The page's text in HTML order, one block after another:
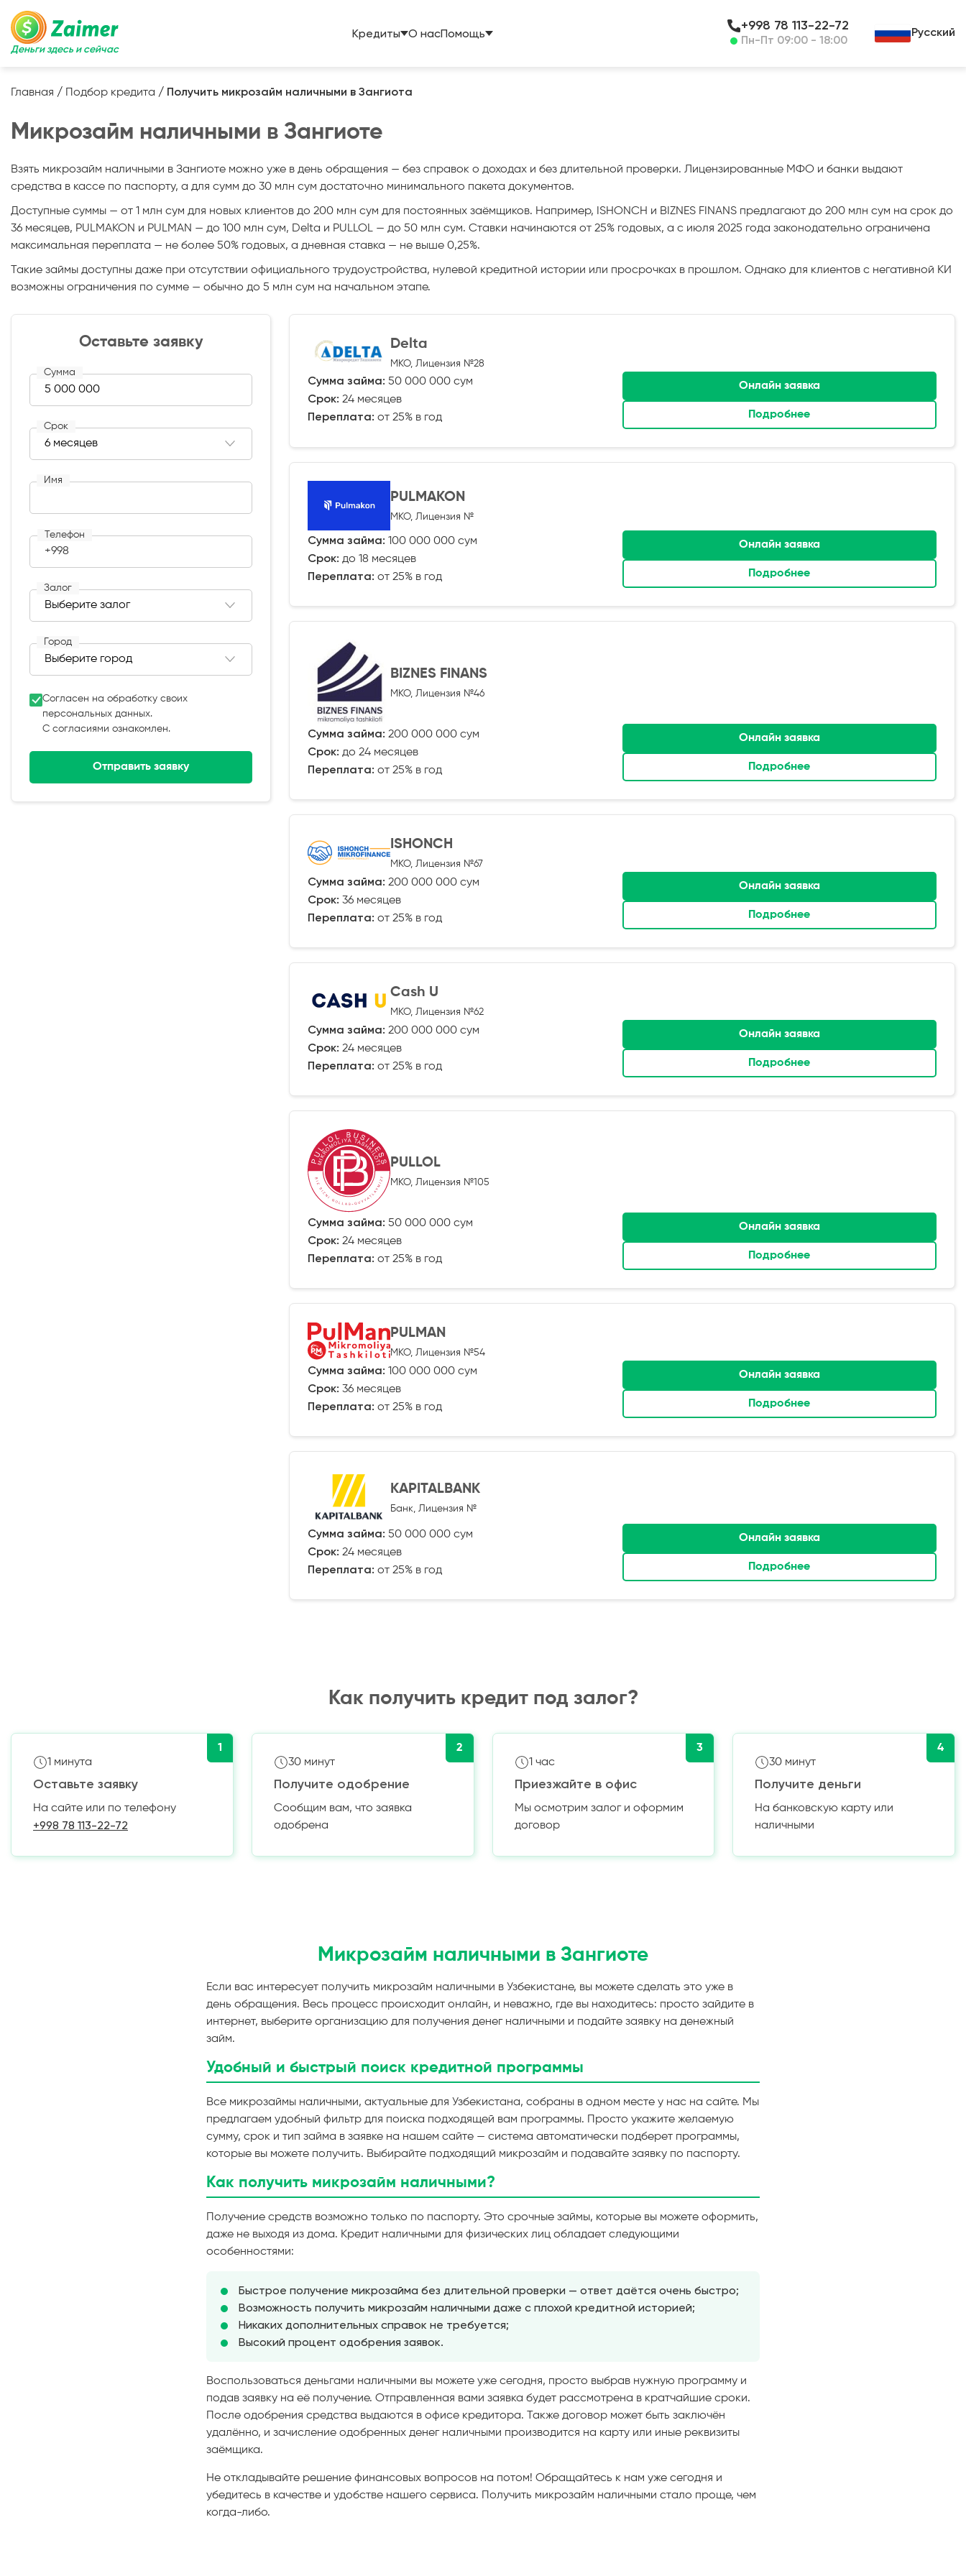
Деньги здесь и сейчас
Кредиты О насПомощь
+998 78 113-22-72
Пн-Пт 09:00 - 18:00
Русский
Главная / Подбор кредита / Получить микрозайм наличными в Зангиота
Микрозайм наличными в Зангиоте
Взять микрозайм наличными в Зангиоте можно уже в день обращения — без справок о доходах и без длительной проверки. Лицензированные МФО и банки выдают
средства в кассе по паспорту, а для сумм до 30 млн сум достаточно минимального пакета документов.
Доступные суммы — от 1 млн сум для новых клиентов до 200 млн сум для постоянных заёмщиков. Например, ISHONCH и BIZNES FINANS предлагают до 200 млн сум на срок до
36 месяцев, PULMAKON и PULMAN — до 100 млн сум, Delta и PULLOL — до 50 млн сум. Ставки начинаются от 25% годовых, а с июля 2025 года законодательно ограничена
максимальная переплата — не более 50% годовых, а дневная ставка — не выше 0,25%.
Такие займы доступны даже при отсутствии официального трудоустройства, нулевой кредитной истории или просрочках в прошлом. Однако для клиентов с негативной КИ
возможны ограничения по сумме — обычно до 5 млн сум на начальном этапе.
Оставьте заявку
Сумма
Срок
Имя
Телефон
+998
Залог
Город
Согласен на обработку своих
персональных данных.
С согласиями ознакомлен.
Отправить заявку
Delta
МКО, Лицензия №28
Сумма займа: 50 000 000 сум
Срок: 24 месяцев
Переплата: от 25% в год
Онлайн заявка
Подробнее
PULMAKON
МКО, Лицензия №
Сумма займа: 100 000 000 сум
Срок: до 18 месяцев
Переплата: от 25% в год
Онлайн заявка
Подробнее
BIZNES FINANS
МКО, Лицензия №46
Сумма займа: 200 000 000 сум
Срок: до 24 месяцев
Переплата: от 25% в год
Онлайн заявка
Подробнее
ISHONCH
МКО, Лицензия №67
Сумма займа: 200 000 000 сум
Срок: 36 месяцев
Переплата: от 25% в год
Онлайн заявка
Подробнее
Cash U
МКО, Лицензия №62
Сумма займа: 200 000 000 сум
Срок: 24 месяцев
Переплата: от 25% в год
Онлайн заявка
Подробнее
PULLOL
МКО, Лицензия №105
Сумма займа: 50 000 000 сум
Срок: 24 месяцев
Переплата: от 25% в год
Онлайн заявка
Подробнее
PULMAN
МКО, Лицензия №54
Сумма займа: 100 000 000 сум
Срок: 36 месяцев
Переплата: от 25% в год
Онлайн заявка
Подробнее
KAPITALBANK
Банк, Лицензия №
Сумма займа: 50 000 000 сум
Срок: 24 месяцев
Переплата: от 25% в год
Онлайн заявка
Подробнее
Как получить кредит под залог?
1
1 минута
Оставьте заявку
На сайте или по телефону
+998 78 113-22-72
2
30 минут
Получите одобрение
Сообщим вам, что заявка
одобрена
3
1 час
Приезжайте в офис
Мы осмотрим залог и оформим
договор
4
30 минут
Получите деньги
На банковскую карту или
наличными
Микрозайм наличными в Зангиоте
Если вас интересует получить микрозайм наличными в Узбекистане, вы можете сделать это уже в
день обращения. Весь процесс происходит онлайн, и неважно, где вы находитесь: просто зайдите в
интернет, выберите организацию для получения денег наличными и подайте заявку на денежный
займ.
Удобный и быстрый поиск кредитной программы
Все микрозаймы наличными, актуальные для Узбекистана, собраны в одном месте у нас на сайте. Мы
предлагаем удобный фильтр для поиска подходящей вам программы. Просто укажите желаемую
сумму, срок и тип займа в заявке на нашем сайте — система автоматически подберет программы,
которые вы можете получить. Выбирайте подходящий микрозайм и подавайте заявку по паспорту.
Как получить микрозайм наличными?
Получение средств возможно только по паспорту. Это срочные займы, которые вы можете оформить,
даже не выходя из дома. Кредит наличными для физических лиц обладает следующими
особенностями:
Быстрое получение микрозайма без длительной проверки — ответ даётся очень быстро;
Возможность получить микрозайм наличными даже с плохой кредитной историей;
Никаких дополнительных справок не требуется;
Высокий процент одобрения заявок.
Воспользоваться деньгами наличными вы можете уже сегодня, просто выбрав нужную программу и
подав заявку на её получение. Отправленная вами заявка будет рассмотрена в кратчайшие сроки.
После одобрения средства выдаются в офисе кредитора. Также договор может быть заключён
удалённо, и зачисление одобренных денег наличными производится на карту или иные реквизиты
заёмщика.
Не откладывайте решение финансовых вопросов на потом! Обращайтесь к нам уже сегодня и
убедитесь в качестве и удобстве нашего сервиса. Получить микрозайм наличными стало проще, чем
когда-либо.